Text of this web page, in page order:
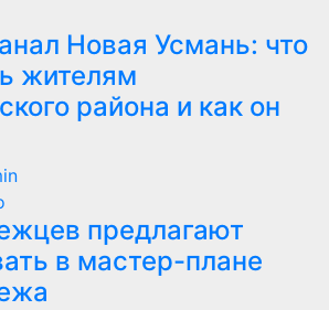
Новая Усмань: что
жителям
района и как он
предлагают
в мастер-плане